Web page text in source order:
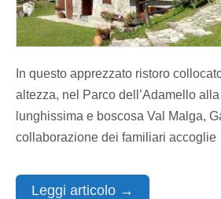
In questo apprezzato ristoro
altezza, nel Parco dell’Adamello
lunghissima e boscosa Val Malga,
collaborazione dei familiari
Leggi articolo →